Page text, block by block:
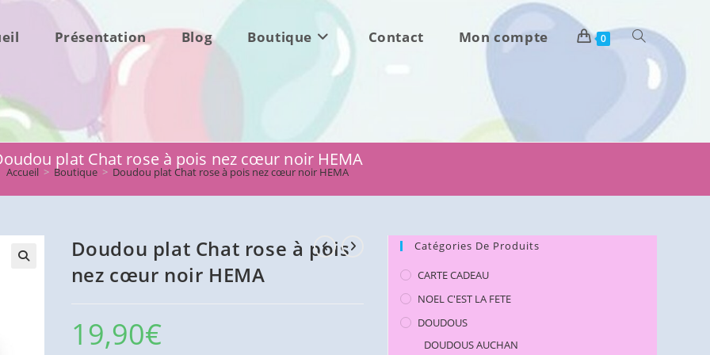
Présentation Blog Boutique Contact Mon compte 0 Toggle
plat Chat rose à pois nez cœur noir HEMA
Accueil > Boutique > Doudou plat Chat rose à pois nez cœur noir HEMA
Doudou plat Chat rose à pois
nez cœur noir HEMA
19,90€
Catégories De Produits
CARTE CADEAU
NOEL C'EST LA FETE
DOUDOUS
DOUDOUS AUCHAN